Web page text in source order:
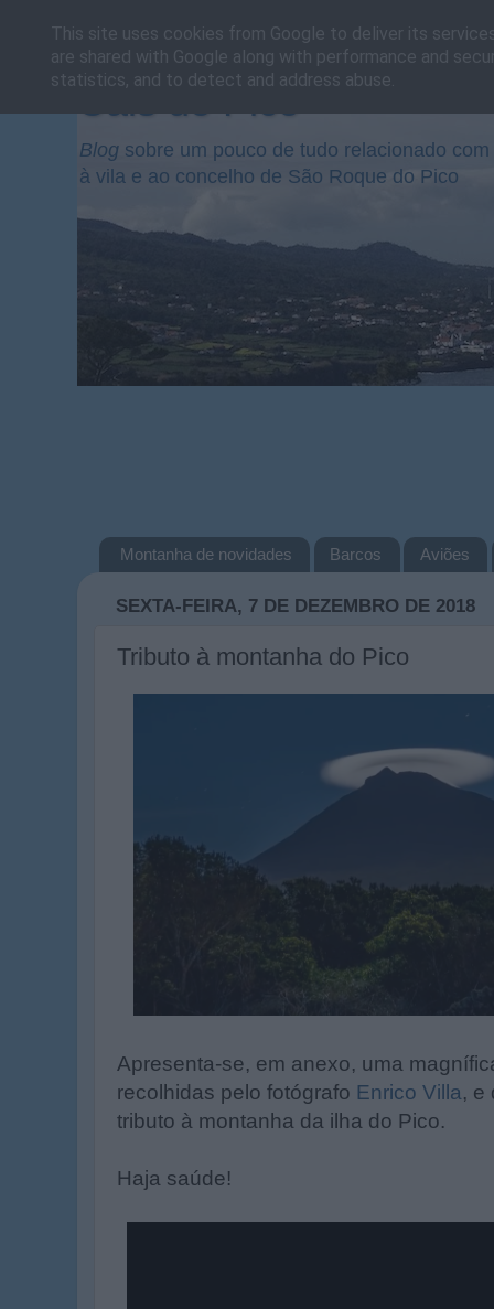
Cais do Pico
Blog sobre um pouco de tudo relacionado
à vila e ao concelho de São Roque do Pico
Montanha de novidades Barcos Aviões
SEXTA-FEIRA, 7 DE DEZEMBRO DE 2018
Tributo à montanha do Pico
Apresenta-se, em anexo, uma
recolhidas pelo fotógrafo Enrico Villa, e
tributo à montanha da ilha do Pico.
Haja saúde!
This site uses cookies from Google to deliver its
are shared with Google along with performance and
statistics, and to detect and address abuse.